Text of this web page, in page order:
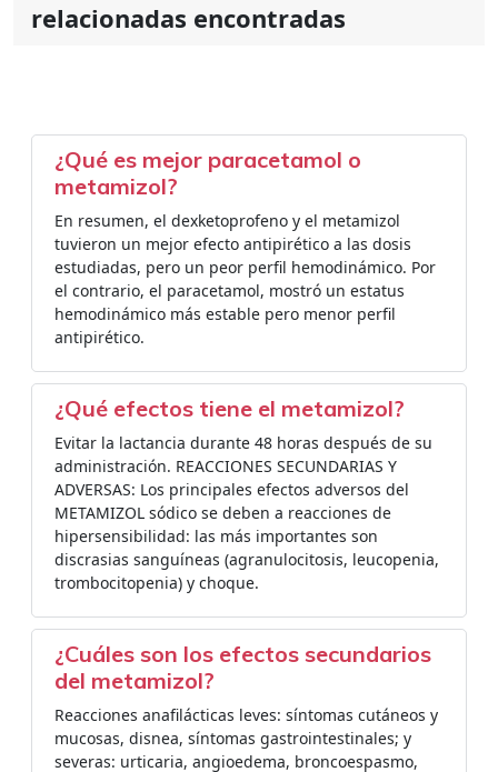
relacionadas encontradas
¿Qué es mejor paracetamol o
metamizol?
En resumen, el dexketoprofeno y el metamizol
tuvieron un mejor efecto antipirético a las dosis
estudiadas, pero un peor perfil hemodinámico. Por
el contrario, el paracetamol, mostró un estatus
hemodinámico más estable pero menor perfil
antipirético.
¿Qué efectos tiene el metamizol?
Evitar la lactancia durante 48 horas después de su
administración. REACCIONES SECUNDARIAS Y
ADVERSAS: Los principales efectos adversos del
METAMIZOL sódico se deben a reacciones de
hipersensibilidad: las más importantes son
discrasias sanguíneas (agranulocitosis, leucopenia,
trombocitopenia) y choque.
¿Cuáles son los efectos secundarios
del metamizol?
Reacciones anafilácticas leves: síntomas cutáneos y
mucosas, disnea, síntomas gastrointestinales; y
severas: urticaria, angioedema, broncoespasmo,